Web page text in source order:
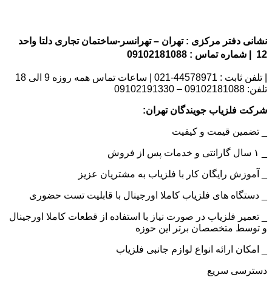
نشانی دفتر مرکزی : تهران – تهرانسر-ساختمان تجاری دلتا واحد
12 | شماره تماس : 09102181088
| تلفن ثابت : 44578971-021 | ساعات تماس همه روزه 9 الی 18
تلفن: 09102181088 – 09102191330
شرکت فلزیاب جویندگان تهران:
_ تضمین قیمت و کیفیت
_ آموزش رایگان کار با فلزیاب به مشتریان عزیز
_ دستگاه های فلزیاب کاملا اورجینال با قابلیت تست حضوری
_ تعمیر فلزیاب در صورت نیاز با استفاده از قطعات کاملا اورجینال
و توسط متخصصان برتر این حوزه
_ امکان ارائه انواع لوازم جانبی فلزیاب
دسترسی سریع